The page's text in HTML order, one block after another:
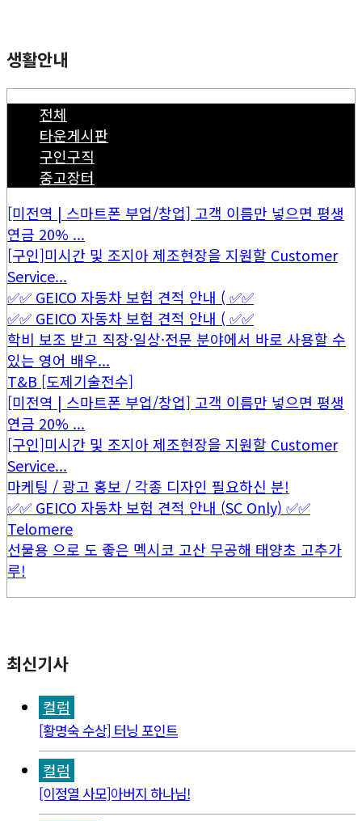
생활안내
전체
타운게시판
구인구직
중고장터
[미전역 | 스마트폰 부업/창업] 고객 이름만 넣으면 평생
연금 20% ...
[구인]미시간 및 조지아 제조현장을 지원할 Customer
Service...
✅✅ GEICO 자동차 보험 견적 안내 ( ✅✅
✅✅ GEICO 자동차 보험 견적 안내 ( ✅✅
학비 보조 받고 직장·일상·전문 분야에서 바로 사용할 수
있는 영어 배우...
T&B [도제기술전수]
[미전역 | 스마트폰 부업/창업] 고객 이름만 넣으면 평생
연금 20% ...
[구인]미시간 및 조지아 제조현장을 지원할 Customer
Service...
마케팅 / 광고 홍보 / 각종 디자인 필요하신 분!
✅✅ GEICO 자동차 보험 견적 안내 (SC Only) ✅✅
Telomere
선물용 으로 도 좋은 멕시코 고산 무공해 태양초 고추가
루!
최신기사
컬럼
[황명숙 수상] 터닝 포인트
컬럼
[이정열 사모]아버지 하나님!